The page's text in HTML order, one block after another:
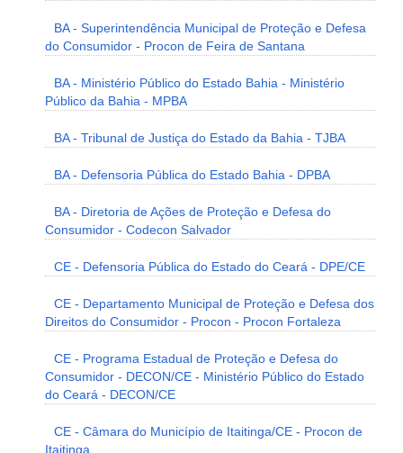
BA - Superintendência Municipal de Proteção e Defesa
do Consumidor - Procon de Feira de Santana
BA - Ministério Público do Estado Bahia - Ministério
Público da Bahia - MPBA
BA - Tribunal de Justiça do Estado da Bahia - TJBA
BA - Defensoria Pública do Estado Bahia - DPBA
BA - Diretoria de Ações de Proteção e Defesa do
Consumidor - Codecon Salvador
CE - Defensoria Pública do Estado do Ceará - DPE/CE
CE - Departamento Municipal de Proteção e Defesa dos
Direitos do Consumidor - Procon - Procon Fortaleza
CE - Programa Estadual de Proteção e Defesa do
Consumidor - DECON/CE - Ministério Público do Estado
do Ceará - DECON/CE
CE - Câmara do Município de Itaitinga/CE - Procon de
Itaitinga